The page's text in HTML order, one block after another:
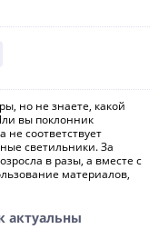
но не знаете, какой
вы поклонник
не соответствует
светильники. За
в разы, а вместе с
материалов,
актуальны